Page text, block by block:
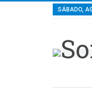
SÁBADO,